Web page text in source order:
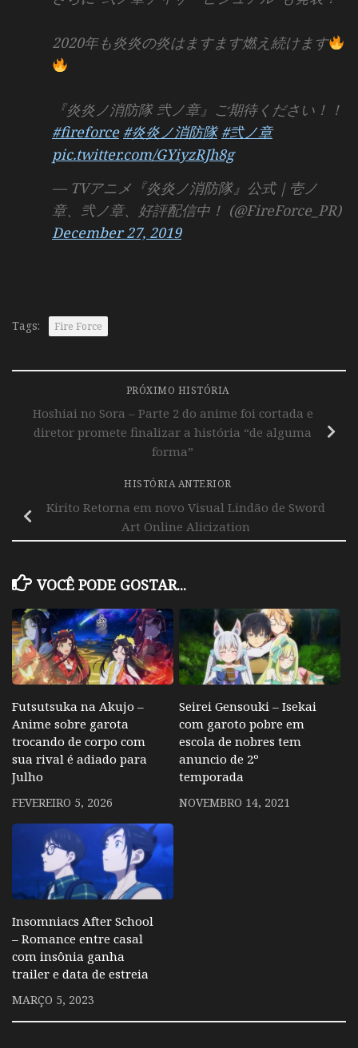
2020年も炎炎の炎はますます燃え続けます
『炎炎ノ消防隊 弐ノ章』ご期待ください！！
#fireforce #炎炎ノ消防隊 #弐ノ章
pic.twitter.com/GYiyzRJh8g
— TVアニメ『炎炎ノ消防隊』公式｜壱ノ
章、弐ノ章、好評配信中！ (@FireForce_PR)
December 27, 2019
Tags: Fire Force
PRÓXIMO HISTÓRIA
Hoshiai no Sora – Parte 2 do anime foi cortada e
diretor promete finalizar a história “de alguma
forma”
HISTÓRIA ANTERIOR
Kirito Retorna em novo Visual Lindão de Sword
Art Online Alicization
VOCÊ PODE GOSTAR...
Futsutsuka na Akujo –
Anime sobre garota
trocando de corpo com
sua rival é adiado para
Julho
FEVEREIRO 5, 2026
Seirei Gensouki – Isekai
com garoto pobre em
escola de nobres tem
anuncio de 2º
temporada
NOVEMBRO 14, 2021
Insomniacs After School
– Romance entre casal
com insônia ganha
trailer e data de estreia
MARÇO 5, 2023